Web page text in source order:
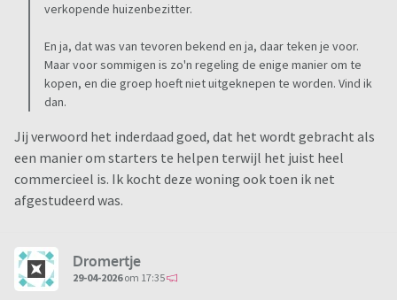
verkopende huizenbezitter.
En ja, dat was van tevoren bekend en ja, daar teken je voor.
Maar voor sommigen is zo'n regeling de enige manier om te
kopen, en die groep hoeft niet uitgeknepen te worden. Vind ik
dan.
Jij verwoord het inderdaad goed, dat het wordt gebracht als
een manier om starters te helpen terwijl het juist heel
commercieel is. Ik kocht deze woning ook toen ik net
afgestudeerd was.
Dromertje
29-04-2026om 17:35